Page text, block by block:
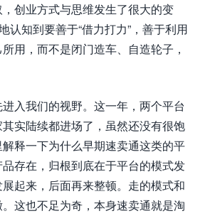
创业方式与思维发生了很大的变
认知到要善于“借力打力”，善于利用
用，而不是闭门造车、自造轮子，
入我们的视野。这一年，两个平台
实陆续都进场了，虽然还没有很饱
释一下为什么早期速卖通这类的平
存在，归根到底在于平台的模式发
起来，后面再来整顿。走的模式和
这也不足为奇，本身速卖通就是淘